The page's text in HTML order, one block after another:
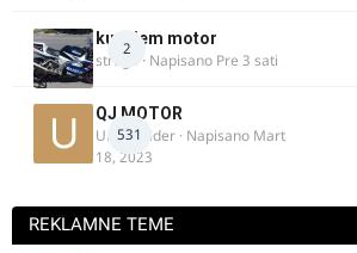
2
kupujem motor
strugo · Napisano Pre 3 sati
531
QJ MOTOR
Urban Rider · Napisano Mart
18, 2023
REKLAMNE TEME